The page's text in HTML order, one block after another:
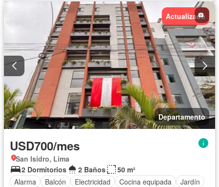
Parcialmente amoblado
Actualizado
Departamento
USD700/mes
San Isidro, Lima
2 Dormitorios
2 Baños
50 m²
Alarma
Balcón Electricidad Cocina equipada
Jardín